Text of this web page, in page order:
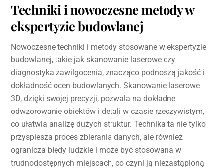
Techniki i nowoczesne metody w
ekspertyzie budowlanej
Nowoczesne techniki i metody stosowane w ekspertyzie
budowlanej, takie jak skanowanie laserowe czy
diagnostyka zawilgocenia, znacząco podnoszą jakość i
dokładność ocen budowlanych. Skanowanie laserowe
3D, dzięki swojej precyzji, pozwala na dokładne
odwzorowanie obiektów i detali w czasie rzeczywistym,
co ułatwia analizę dużych struktur. Technika ta nie tylko
przyspiesza proces zbierania danych, ale również
ogranicza błędy ludzkie i może być stosowana w
trudnodostępnych miejscach, co czyni ją niezastąpioną